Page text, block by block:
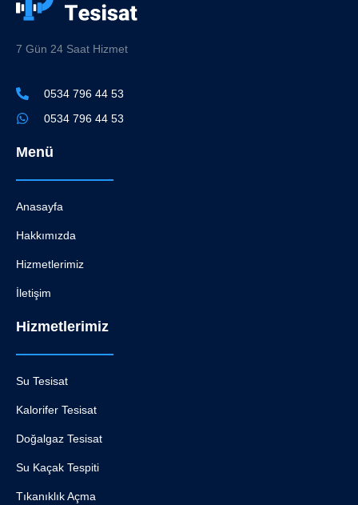
7 Gün 24 Saat Hizmet
0534 796 44 53
0534 796 44 53
Menü
Anasayfa
Hakkımızda
Hizmetlerimiz
İletişim
Hizmetlerimiz
Su Tesisat
Kalorifer Tesisat
Doğalgaz Tesisat
Su Kaçak Tespiti
Tıkanıklık Açma